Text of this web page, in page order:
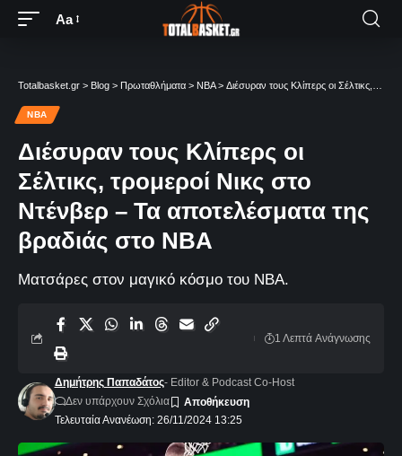
Aa
Totalbasket.gr > Blog > Πρωταθλήματα > NBA> Διέσυραν τους Κλίπερς οι Σέλτικς, τρομεροί Νικς στο Ντένβερ – Τα αποτελέσματα της βραδιάς στο ΝΒΑ
NBA
Διέσυραν τους Κλίπερς οι
Σέλτικς, τρομεροί Νικς στο
Ντένβερ – Τα αποτελέσματα της
βραδιάς στο ΝΒΑ
Ματσάρες στον μαγικό κόσμο του NBA.
Τελευταία Ανανέωση: 26/11/2024 13:25
Δημήτρης Παπαδάτος- Editor & Podcast Co-Host
Δεν υπάρχουν Σχόλια
1 Λεπτά Aνάγνωσης